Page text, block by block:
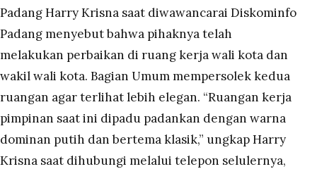
Padang Harry Krisna saat diwawancarai Diskominfo
Padang menyebut bahwa pihaknya telah
melakukan perbaikan di ruang kerja wali kota dan
wakil wali kota. Bagian Umum mempersolek kedua
ruangan agar terlihat lebih elegan. “Ruangan kerja
pimpinan saat ini dipadu padankan dengan warna
dominan putih dan bertema klasik,” ungkap Harry
Krisna saat dihubungi melalui telepon selulernya,